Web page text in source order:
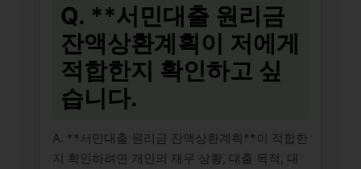
Q. **서민대출 원리금
잔액상환계획이 저에게
적합한지 확인하고 싶
습니다.
A. **서민대출 원리금 잔액상환계획**이 적합한
지 확인하려면 개인의 재무 상황, 대출 목적, 대